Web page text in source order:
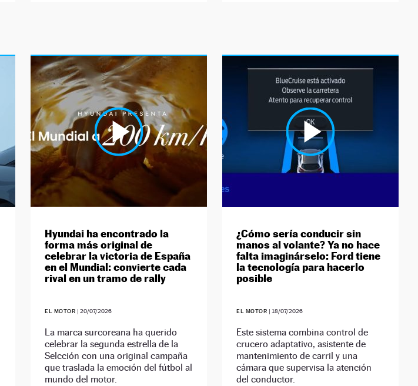
Hyundai ha encontrado la
forma más original de
celebrar la victoria de España
en el Mundial: convierte cada
rival en un tramo de rally
EL MOTOR | 20/07/2026
La marca surcoreana ha querido
celebrar la segunda estrella de la
Selcción con una original campaña
que traslada la emoción del fútbol al
mundo del motor.
¿Cómo sería conducir sin
manos al volante? Ya no hace
falta imaginárselo: Ford tiene
la tecnología para hacerlo
posible
EL MOTOR | 18/07/2026
Este sistema combina control de
crucero adaptativo, asistente de
mantenimiento de carril y una
cámara que supervisa la atención
del conductor.